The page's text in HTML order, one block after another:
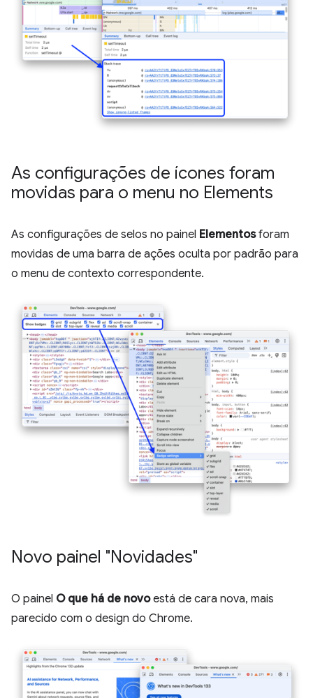
As configurações de ícones foram
movidas para o menu no Elements
As configurações de selos no painel Elementosforam
movidas de uma barra de ações oculta por padrão para
o menu de contexto correspondente.
Novo painel "Novidades"
O painel O que há de novoestá de cara nova, mais
parecido com o design do Chrome.